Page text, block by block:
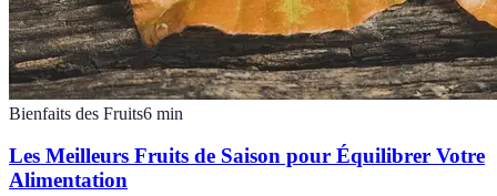
Bienfaits des Fruits6 min
Les Meilleurs Fruits de Saison pour Équilibrer Votre
Alimentation